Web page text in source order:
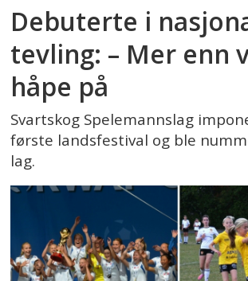
Debuterte i
tevling: – Mer enn
håpe på
Svartskog Spelemannslag
første landsfestival og ble
lag.